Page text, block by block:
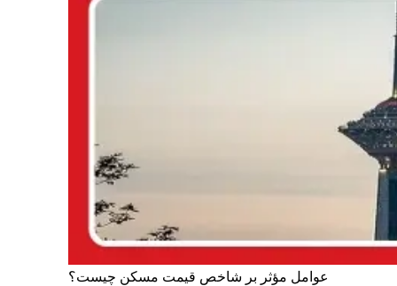
عوامل مؤثر بر شاخص قیمت مسکن چیست؟